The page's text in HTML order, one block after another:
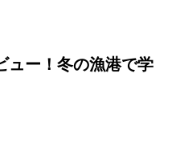
ュー！冬の漁港で学